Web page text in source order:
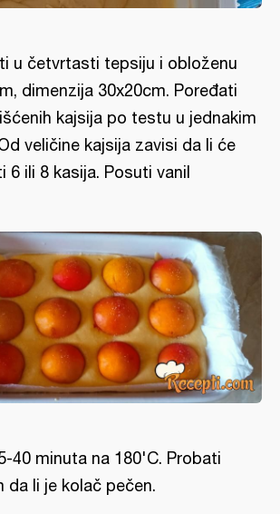
u četvrtasti tepsiju i obloženu
dimenzija 30x20cm. Poređati
kajsija po testu u jednakim
veličine kajsija zavisi da li će
6 ili 8 kasija. Posuti vanil
40 minuta na 180'C. Probati
da li je kolač pečen.